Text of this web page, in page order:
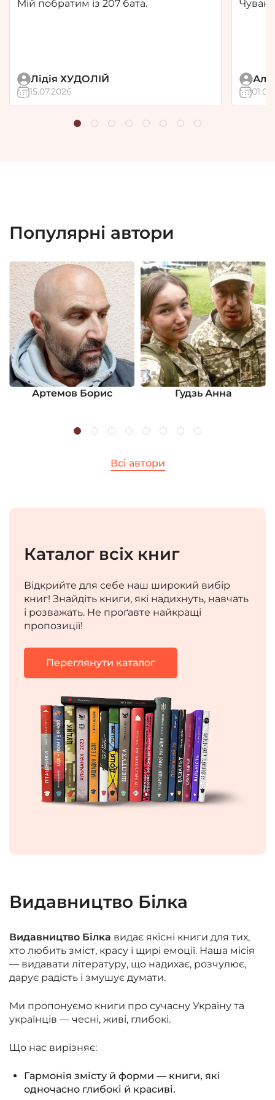
Мій побратим із 207 бата.
Лідія ХУДОЛІЙ
15.07.2026
Чувак!
Популярні автори
Артемов Борис Гудзь Анна
Всі автори
Каталог всіх книг
Відкрийте для себе наш широкий вибір
книг! Знайдіть книги, які надихнуть, навчать
і розважать. Не проґавте найкращі
пропозиції!
Переглянути каталог
Видавництво Білка
Видавництво Білка видає якісні книги для тих,
хто любить зміст, красу і щирі емоції. Наша місія
— видавати літературу, що надихає, розчулює,
дарує радість і змушує думати.
Ми пропонуємо книги про сучасну Україну та
українців — чесні, живі, глибокі.
Що нас вирізняє:
Гармонія змісту й форми — книги, які
одночасно глибокі й красиві.